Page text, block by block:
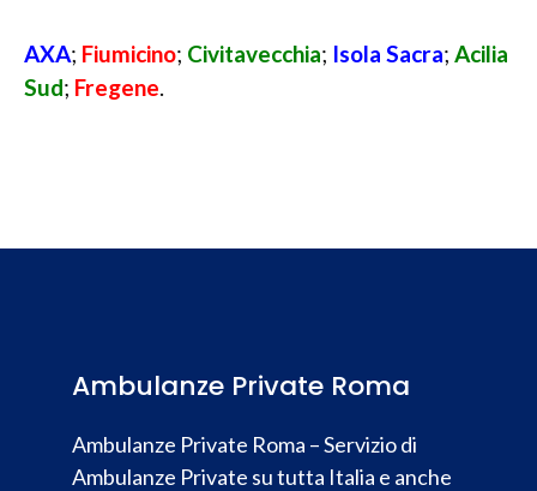
AXA; Fiumicino; Civitavecchia; Isola Sacra; Acilia
Sud; Fregene
Ambulanze Private Roma
Ambulanze Private Roma – Servizio di
Ambulanze Private su tutta Italia e anche